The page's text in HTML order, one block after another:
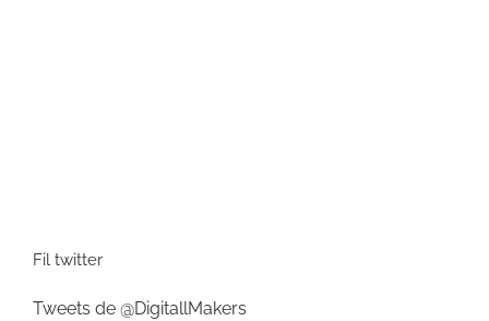
Fil twitter
Tweets de @DigitallMakers